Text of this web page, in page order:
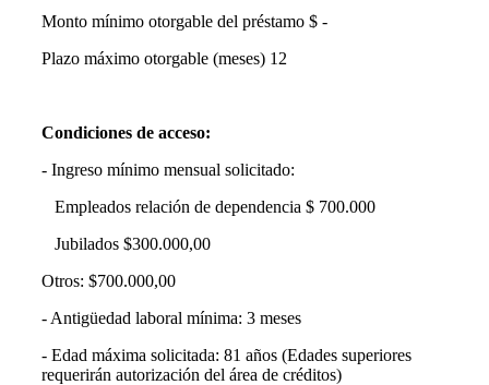
Monto mínimo otorgable del préstamo $ -
Plazo máximo otorgable (meses) 12
Condiciones de acceso:
- Ingreso mínimo mensual solicitado:
Empleados relación de dependencia $ 700.000
Jubilados $300.000,00
Otros: $700.000,00
- Antigüedad laboral mínima: 3 meses
- Edad máxima solicitada: 81 años (Edades superiores
requerirán autorización del área de créditos)